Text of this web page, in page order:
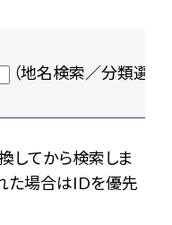
（地名検索／分類選択
してから検索しま
た場合はIDを優先